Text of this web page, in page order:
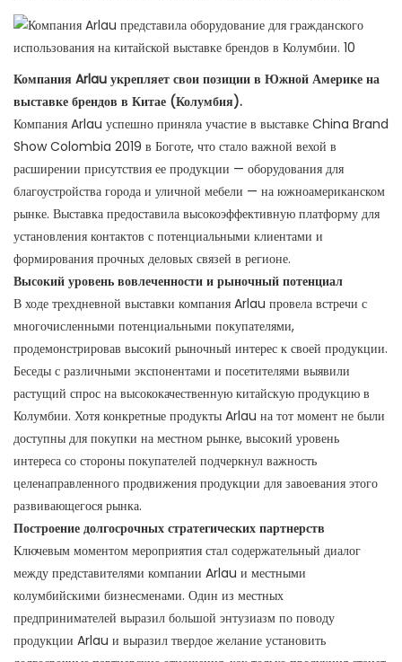
Компания Arlau укрепляет свои позиции в Южной Америке на
выставке брендов в Китае (Колумбия).
Компания Arlau успешно приняла участие в выставке China Brand
Show Colombia 2019 в Боготе, что стало важной вехой в
расширении присутствия ее продукции — оборудования для
благоустройства города и уличной мебели — на южноамериканском
рынке. Выставка предоставила высокоэффективную платформу для
установления контактов с потенциальными клиентами и
формирования прочных деловых связей в регионе.
Высокий уровень вовлеченности и рыночный потенциал
В ходе трехдневной выставки компания Arlau провела встречи с
многочисленными потенциальными покупателями,
продемонстрировав высокий рыночный интерес к своей продукции.
Беседы с различными экспонентами и посетителями выявили
растущий спрос на высококачественную китайскую продукцию в
Колумбии. Хотя конкретные продукты Arlau на тот момент не были
доступны для покупки на местном рынке, высокий уровень
интереса со стороны покупателей подчеркнул важность
целенаправленного продвижения продукции для завоевания этого
развивающегося рынка.
Построение долгосрочных стратегических партнерств
Ключевым моментом мероприятия стал содержательный диалог
между представителями компании Arlau и местными
колумбийскими бизнесменами. Один из местных
предпринимателей выразил большой энтузиазм по поводу
продукции Arlau и выразил твердое желание установить